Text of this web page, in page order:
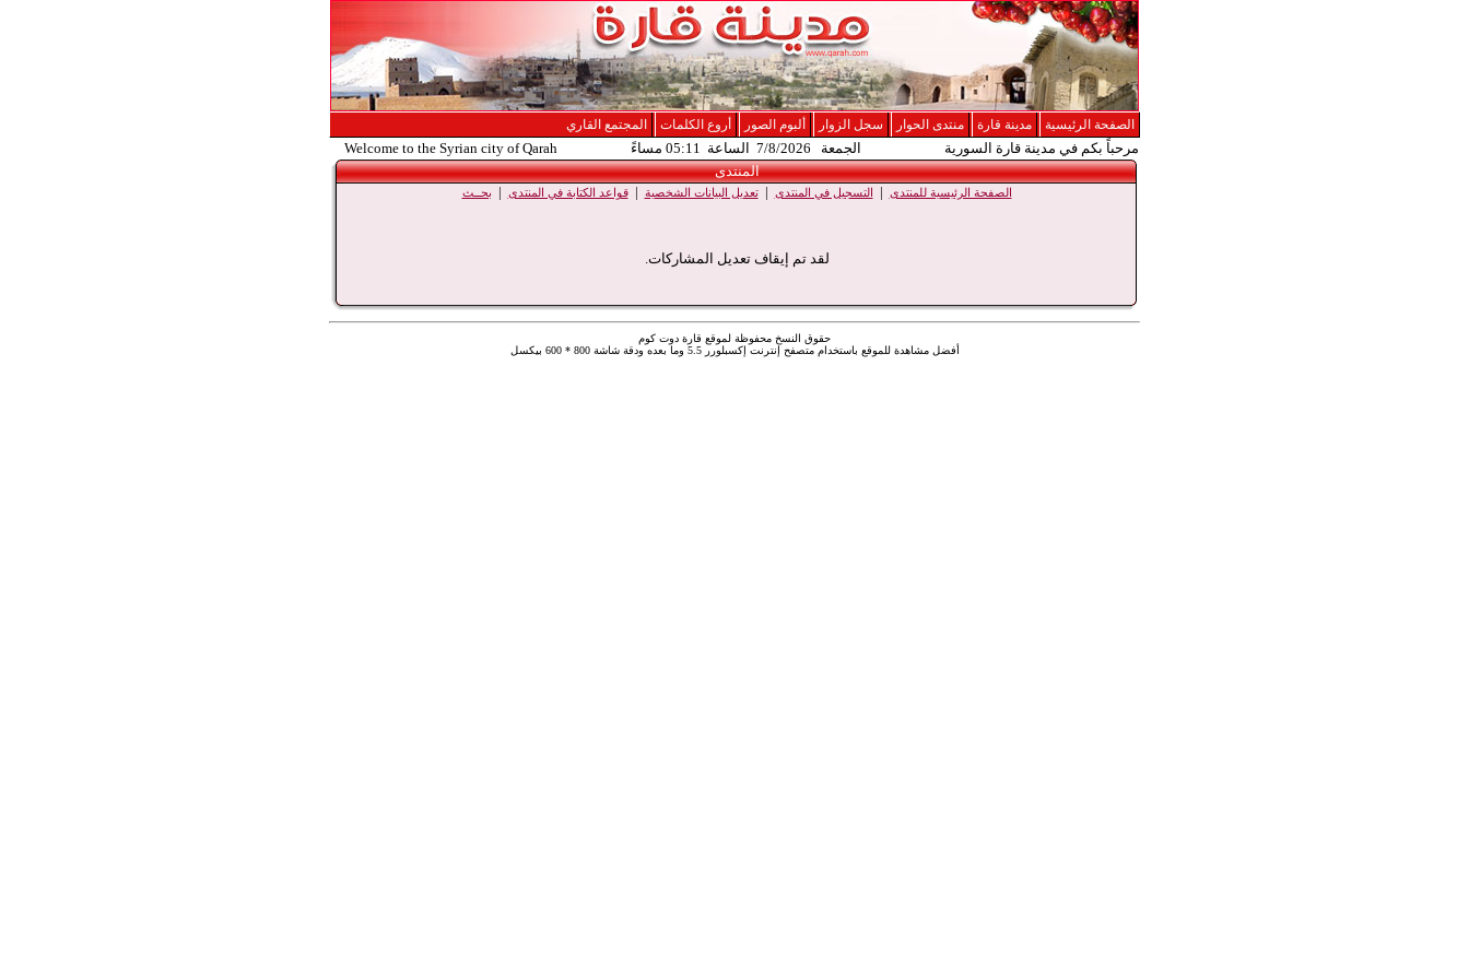
الصفحة الرئيسية مدينة قارة منتدى الحوار سجل الزوار ألبوم الصور أروع الكلمات المجتمع القاري
مرحباً بكم في مدينة قارة السورية الجمعة 7/8/2026 الساعة 05:11 مساءً
Welcome to the Syrian city of Qarah
المنتدى
الصفحة الرئيسية للمنتدى | التسجيل في المنتدى |تعديل البيانات الشخصية |قواعد الكتابة في المنتدى | بحــث
لقد تم إيقاف تعديل المشاركات.
حقوق النسخ محفوظة لموقع قارة دوت كوم
أفضل مشاهدة للموقع باستخدام متصفح إنترنت إكسبلورر 5.5 وما بعده ودقة شاشة 800 * 600 بيكسل